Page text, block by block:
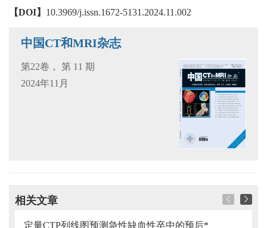
【DOI】 10.3969/j.issn.1672-5131.2024.11.002
中国CT和MRI杂志
第22卷， 第 11 期
2024年11月
相关文章
定量CTP列线图预测急性缺血性卒中的预后*